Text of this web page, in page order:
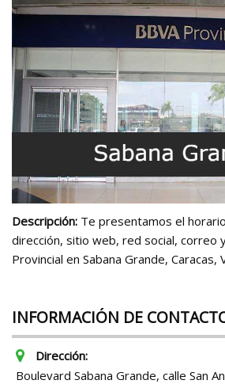
Descripción: Te presentamos el
dirección, sitio web, red social, correo
Provincial en Sabana Grande, Caracas,
INFORMACIÓN DE
Dirección:
Boulevard Sabana Grande, calle San